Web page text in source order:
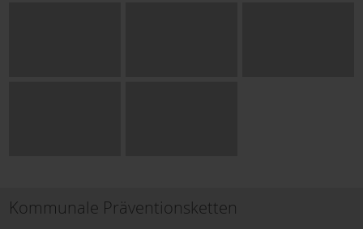
Kommunale Präventionsketten